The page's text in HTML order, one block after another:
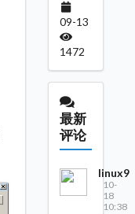
09-13
1472
最新
评论
linux9
10-
18
10:38